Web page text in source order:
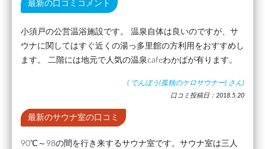
最新の口コミコメント
小須戸の公営温浴施設です。 温泉自体は良いのですが、サ
ウナに関してはすぐ近くの湯っ多里館の方利用をおすすめし
ます。 二階には地元で人気の温泉cafeわかばが有ります。
( でんぼう(孤独のケロサウナー) さん)
口コミ投稿日：2018.5.20
最新のサウナ室の口コミ
90℃～98の間を行き来するサウナ室です。サウナ室は三人